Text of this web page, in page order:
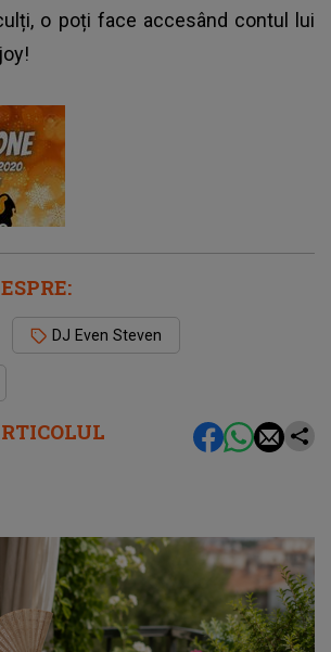
o poți face accesând contul lui
DJ Even Steven